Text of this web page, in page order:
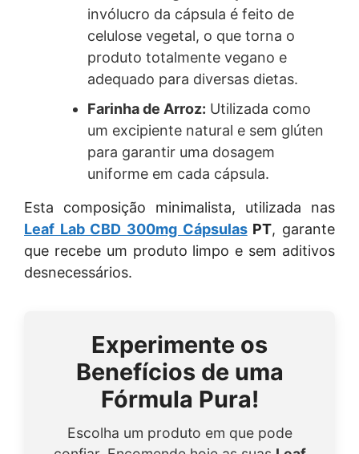
invólucro da cápsula é feito de
celulose vegetal, o que torna o
produto totalmente vegano e
adequado para diversas dietas.
Farinha de Arroz: Utilizada como
um excipiente natural e sem glúten
para garantir uma dosagem
uniforme em cada cápsula.
Esta composição minimalista, utilizada nas
Leaf Lab CBD 300mg CápsulasPT, garante
que recebe um produto limpo e sem aditivos
desnecessários.
Experimente os
Benefícios de uma
Fórmula Pura!
Escolha um produto em que pode